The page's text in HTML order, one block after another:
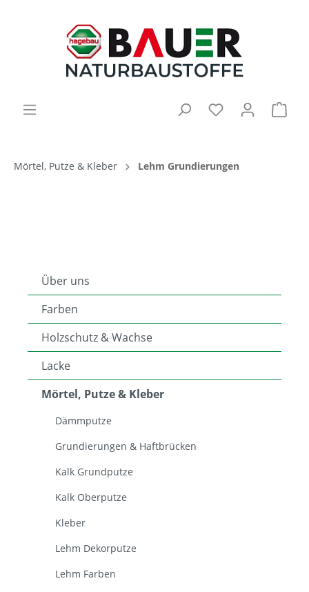
Mörtel, Putze & Kleber Lehm Grundierungen
Über uns
Farben
Holzschutz & Wachse
Lacke
Mörtel, Putze & Kleber
Dämmputze
Grundierungen & Haftbrücken
Kalk Grundputze
Kalk Oberputze
Kleber
Lehm Dekorputze
Lehm Farben